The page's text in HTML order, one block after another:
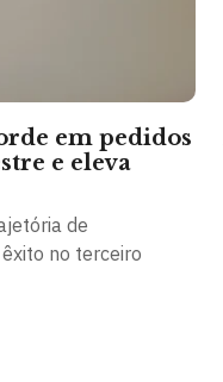
em pedidos
e eleva
de
no terceiro